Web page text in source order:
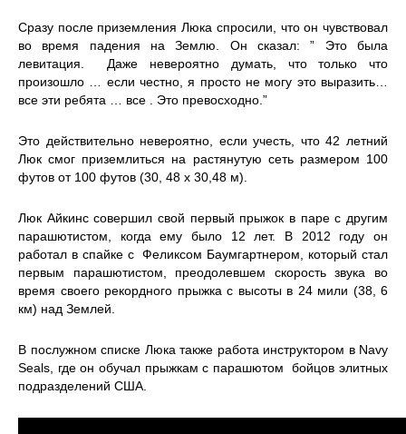
Сразу после приземления Люка спросили, что он чувствовал
во время падения на Землю. Он сказал: ” Это была
левитация. Даже невероятно думать, что только что
произошло … если честно, я просто не могу это выразить…
все эти ребята … все . Это превосходно.”
Это действительно невероятно, если учесть, что 42 летний
Люк смог приземлиться на растянутую сеть размером 100
футов от 100 футов (30, 48 х 30,48 м).
Люк Айкинс совершил свой первый прыжок в паре с другим
парашютистом, когда ему было 12 лет. В 2012 году он
работал в спайке с Феликсом Баумгартнером, который стал
первым парашютистом, преодолевшем скорость звука во
время своего рекордного прыжка с высоты в 24 мили (38, 6
км) над Землей.
В послужном списке Люка также работа инструктором в Navy
Seals, где он обучал прыжкам с парашютом бойцов элитных
подразделений США.